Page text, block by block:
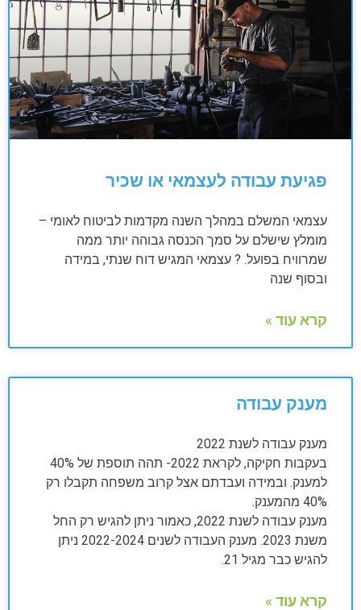
פגיעת עבודה לעצמאי או שכיר
עצמאי המשלם במהלך השנה מקדמות לביטוח לאומי –
מומלץ שישלם על סמך הכנסה גבוהה יותר ממה
שמרוויח בפועל. ? עצמאי המגיש דוח שנתי, במידה
ובסוף שנה
קרא עוד »
מענק עבודה
מענק עבודה לשנת 2022
בעקבות חקיקה, לקראת 2022- תהה תוספת של 40%
למענק. ובמידה ועבדתם אצל קרוב משפחה תקבלו רק
40% מהמענק.
מענק עבודה לשנת 2022, כאמור ניתן להגיש רק החל
משנת 2023. מענק העבודה לשנים 2022-2024 ניתן
להגיש כבר מגיל 21.
קרא עוד »